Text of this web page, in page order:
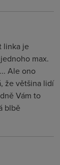
linka je
max.
Ale ono
že většina lidí
Vám to
blbě